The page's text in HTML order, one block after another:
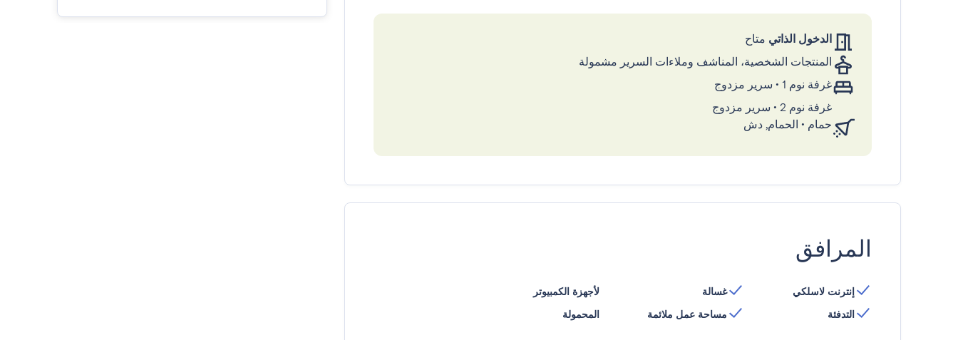
الدخول الذاتي متاح
المنتجات الشخصية، المناشف وملاءات السرير مشمولة
غرفة نوم 1
• سرير مزدوج
غرفة نوم 2
• سرير مزدوج
حمام • الحمام, دش
المرافق
إنترنت لاسلكي
التدفئة
غسالة
مساحة عمل ملائمة
لأجهزة الكمبيوتر
المحمولة